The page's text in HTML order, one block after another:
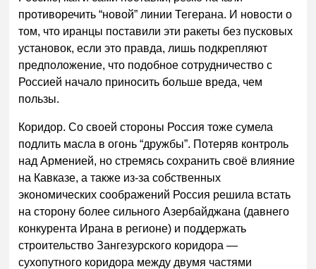
противоречить “новой” линии Тегерана. И новости о
том, что иранцы поставили эти ракеты без пусковых
установок, если это правда, лишь подкрепляют
предположение, что подобное сотрудничество с
Россией начало приносить больше вреда, чем
пользы.
Коридор. Со своей стороны Россия тоже сумела
подлить масла в огонь “дружбы”. Потеряв контроль
над Арменией, но стремясь сохранить своё влияние
на Кавказе, а также из-за собственных
экономических соображений Россия решила встать
на сторону более сильного Азербайджана (давнего
конкурента Ирана в регионе) и поддержать
строительство Зангезурского коридора —
сухопутного коридора между двумя частями